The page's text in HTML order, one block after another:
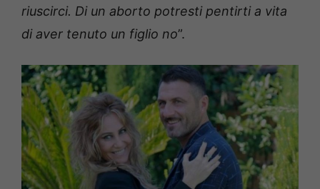
riuscirci. Di un aborto potresti pentirti a vita
di aver tenuto un figlio no”.